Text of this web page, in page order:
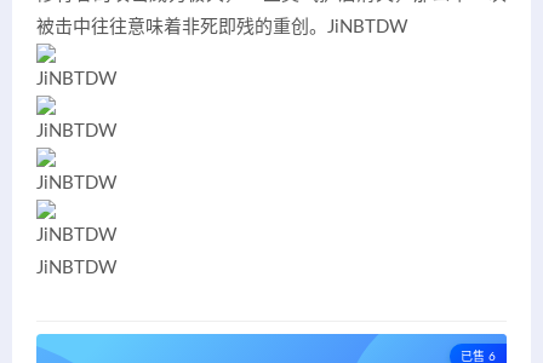
被击中往往意味着非死即残的重创。 JiNBTDW
JiNBTDW
JiNBTDW
JiNBTDW
JiNBTDW
JiNBTDW
已售 6